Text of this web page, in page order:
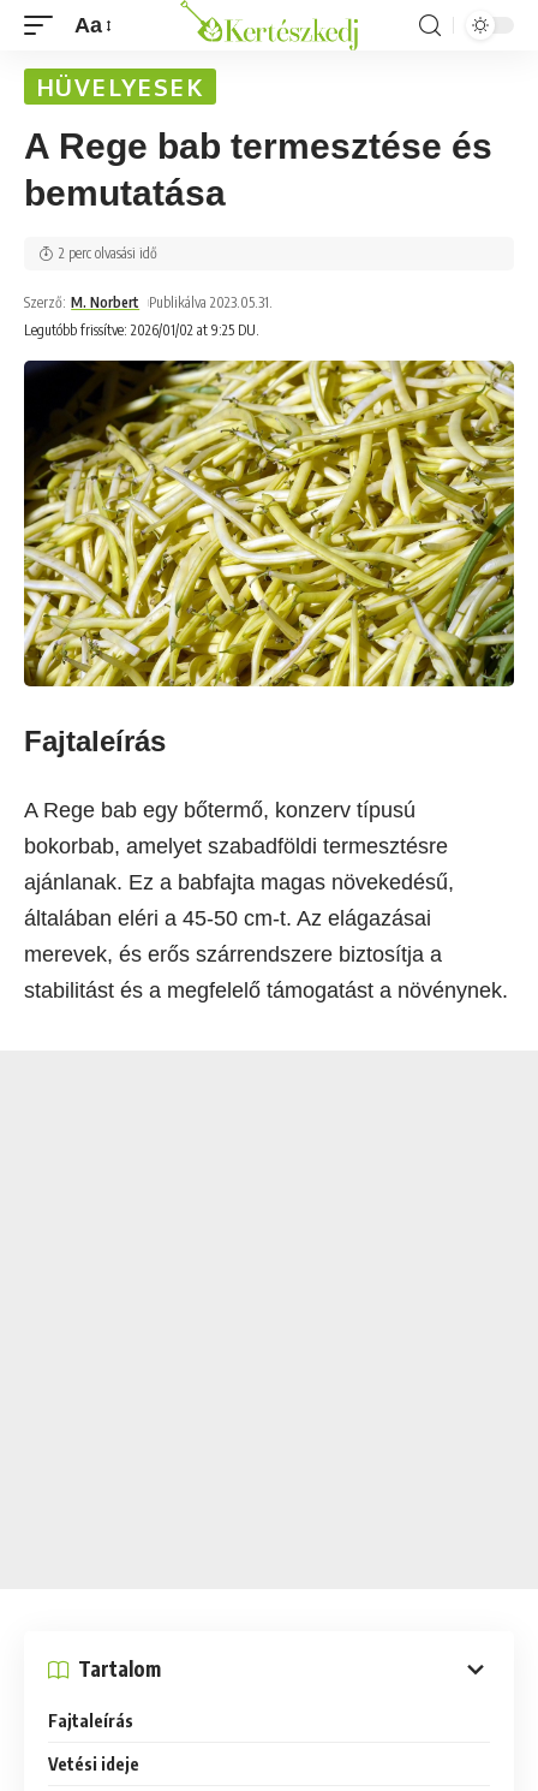
Aa
HÜVELYESEK
A Rege bab termesztése és
bemutatása
Legutóbb frissítve: 2026/01/02 at 9:25 DU.
Szerző: M. Norbert Publikálva 2023.05.31.
2 perc olvasási idő
Fajtaleírás
A Rege bab egy bőtermő, konzerv típusú
bokorbab, amelyet szabadföldi termesztésre
ajánlanak. Ez a babfajta magas növekedésű,
általában eléri a 45-50 cm-t. Az elágazásai
merevek, és erős szárrendszere biztosítja a
stabilitást és a megfelelő támogatást a növénynek.
Tartalom
Fajtaleírás
Vetési ideje